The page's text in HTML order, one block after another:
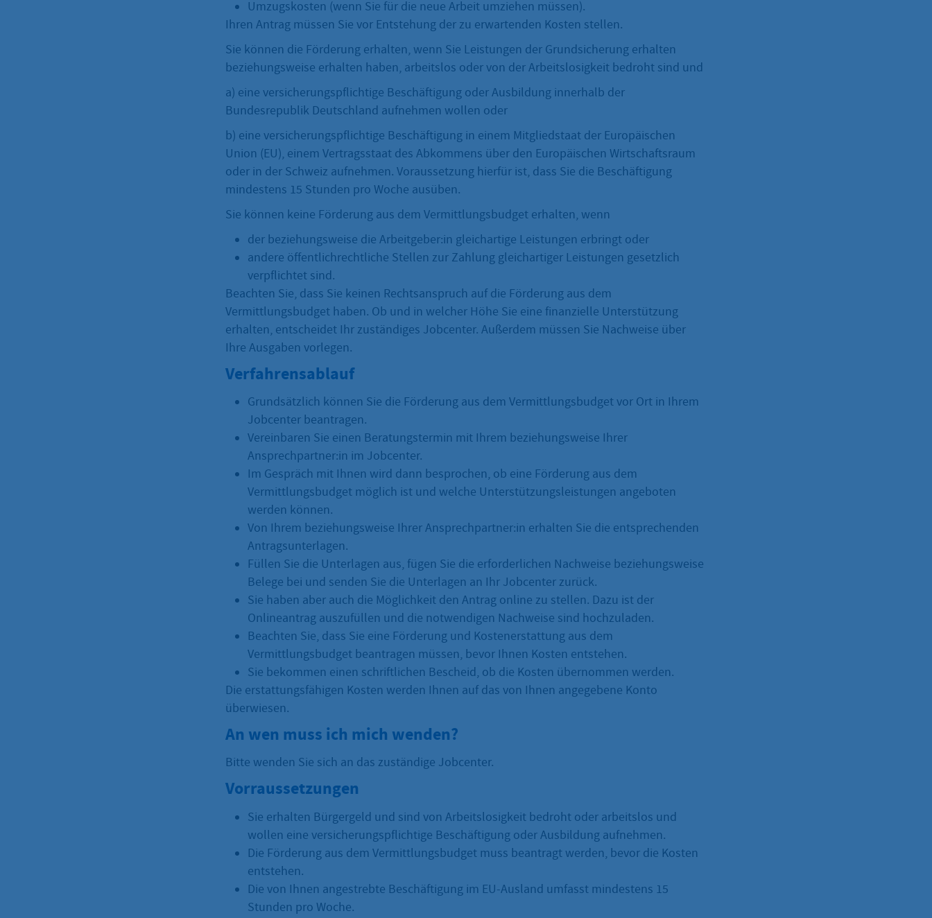
Umzugskosten (wenn Sie für die neue Arbeit umziehen müssen).
Ihren Antrag müssen Sie vor Entstehung der zu erwartenden Kosten stellen.
Sie können die Förderung erhalten, wenn Sie Leistungen der Grundsicherung erhalten
beziehungsweise erhalten haben, arbeitslos oder von der Arbeitslosigkeit bedroht sind und
a) eine versicherungspflichtige Beschäftigung oder Ausbildung innerhalb der
Bundesrepublik Deutschland aufnehmen wollen oder
b) eine versicherungspflichtige Beschäftigung in einem Mitgliedstaat der Europäischen
Union (EU), einem Vertragsstaat des Abkommens über den Europäischen Wirtschaftsraum
oder in der Schweiz aufnehmen. Voraussetzung hierfür ist, dass Sie die Beschäftigung
mindestens 15 Stunden pro Woche ausüben.
Sie können keine Förderung aus dem Vermittlungsbudget erhalten, wenn
der beziehungsweise die Arbeitgeber:in gleichartige Leistungen erbringt oder
andere öffentlichrechtliche Stellen zur Zahlung gleichartiger Leistungen gesetzlich
verpflichtet sind.
Beachten Sie, dass Sie keinen Rechtsanspruch auf die Förderung aus dem
Vermittlungsbudget haben. Ob und in welcher Höhe Sie eine finanzielle Unterstützung
erhalten, entscheidet Ihr zuständiges Jobcenter. Außerdem müssen Sie Nachweise über
Ihre Ausgaben vorlegen.
Verfahrensablauf
Grundsätzlich können Sie die Förderung aus dem Vermittlungsbudget vor Ort in Ihrem
Jobcenter beantragen.
Vereinbaren Sie einen Beratungstermin mit Ihrem beziehungsweise Ihrer
Ansprechpartner:in im Jobcenter.
Im Gespräch mit Ihnen wird dann besprochen, ob eine Förderung aus dem
Vermittlungsbudget möglich ist und welche Unterstützungsleistungen angeboten
werden können.
Von Ihrem beziehungsweise Ihrer Ansprechpartner:in erhalten Sie die entsprechenden
Antragsunterlagen.
Füllen Sie die Unterlagen aus, fügen Sie die erforderlichen Nachweise beziehungsweise
Belege bei und senden Sie die Unterlagen an Ihr Jobcenter zurück.
Sie haben aber auch die Möglichkeit den Antrag online zu stellen. Dazu ist der
Onlineantrag auszufüllen und die notwendigen Nachweise sind hochzuladen.
Beachten Sie, dass Sie eine Förderung und Kostenerstattung aus dem
Vermittlungsbudget beantragen müssen, bevor Ihnen Kosten entstehen.
Sie bekommen einen schriftlichen Bescheid, ob die Kosten übernommen werden.
Die erstattungsfähigen Kosten werden Ihnen auf das von Ihnen angegebene Konto
überwiesen.
An wen muss ich mich wenden?
Bitte wenden Sie sich an das zuständige Jobcenter.
Vorraussetzungen
Sie erhalten Bürgergeld und sind von Arbeitslosigkeit bedroht oder arbeitslos und
wollen eine versicherungspflichtige Beschäftigung oder Ausbildung aufnehmen.
Die Förderung aus dem Vermittlungsbudget muss beantragt werden, bevor die Kosten
entstehen.
Die von Ihnen angestrebte Beschäftigung im EU-Ausland umfasst mindestens 15
Stunden pro Woche.